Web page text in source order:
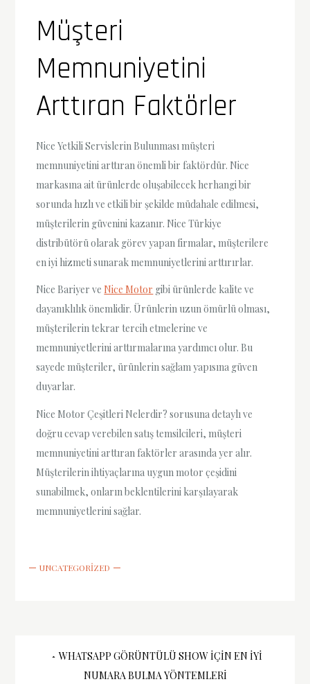
Müşteri
Memnuniyetini
Arttıran Faktörler
Nice Yetkili Servislerin Bulunması müşteri
memnuniyetini arttıran önemli bir faktördür. Nice
markasına ait ürünlerde oluşabilecek herhangi bir
sorunda hızlı ve etkili bir şekilde müdahale edilmesi,
müşterilerin güvenini kazanır. Nice Türkiye
distribütörü olarak görev yapan firmalar, müşterilere
en iyi hizmeti sunarak memnuniyetlerini arttırırlar.
Nice Bariyer veNice Motor gibi ürünlerde kalite ve
dayanıklılık önemlidir. Ürünlerin uzun ömürlü olması,
müşterilerin tekrar tercih etmelerine ve
memnuniyetlerini arttırmalarına yardımcı olur. Bu
sayede müşteriler, ürünlerin sağlam yapısına güven
duyarlar.
Nice Motor Çeşitleri Nelerdir? sorusuna detaylı ve
doğru cevap verebilen satış temsilcileri, müşteri
memnuniyetini arttıran faktörler arasında yer alır.
Müşterilerin ihtiyaçlarına uygun motor çeşidini
sunabilmek, onların beklentilerini karşılayarak
memnuniyetlerini sağlar.
UNCATEGORIZED
YazıWHATSAPP GÖRÜNTÜLÜ SHOW İÇIN EN İYI
NUMARA BULMA YÖNTEMLERI